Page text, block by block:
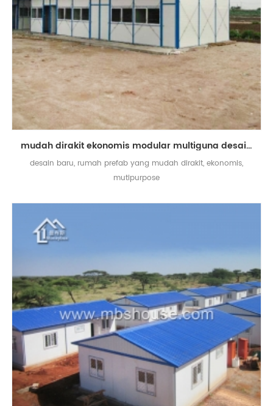
mudah dirakit ekonomis modular multiguna desain rumah prefab kecil
desain baru, rumah prefab yang mudah dirakit, ekonomis,
mutipurpose